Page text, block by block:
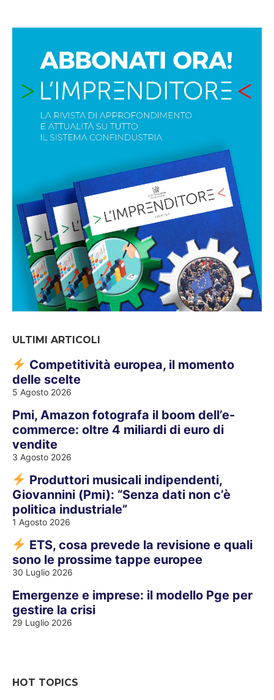
ULTIMI ARTICOLI
Competitività europea, il momento
delle scelte
5 Agosto 2026
Pmi, Amazon fotografa il boom dell’e-
commerce: oltre 4 miliardi di euro di
vendite
3 Agosto 2026
Produttori musicali indipendenti,
Giovannini (Pmi): “Senza dati non c’è
politica industriale”
1 Agosto 2026
ETS, cosa prevede la revisione e quali
sono le prossime tappe europee
30 Luglio 2026
Emergenze e imprese: il modello Pge per
gestire la crisi
29 Luglio 2026
HOT TOPICS